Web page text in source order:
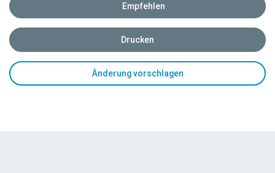
Empfehlen
Drucken
Änderung vorschlagen